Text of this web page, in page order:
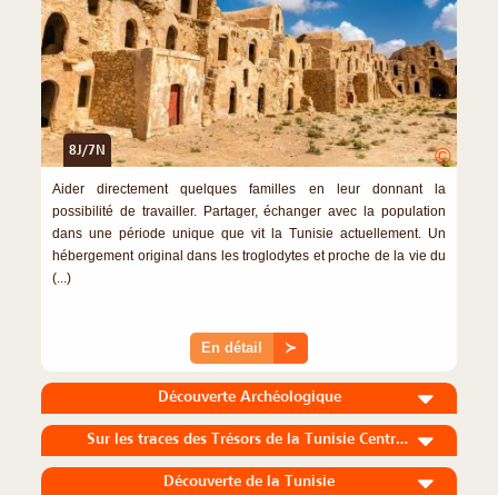
8J/7N ©
Aider directement quelques familles en leur donnant la
possibilité de travailler. Partager, échanger avec la population
dans une période unique que vit la Tunisie actuellement. Un
hébergement original dans les troglodytes et proche de la vie du
(...)
En détail ≻
Découverte Archéologique
Sur les traces des Trésors de la Tunisie Centrale
Découverte de la Tunisie